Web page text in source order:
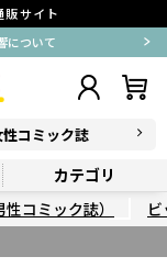
サイト
について
性コミック誌
カテゴリ
コミック誌）